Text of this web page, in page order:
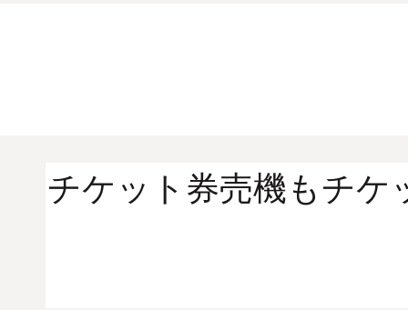
チケット券売機もチケ